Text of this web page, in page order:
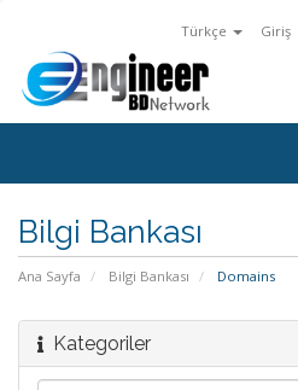
Türkçe Giriş
Bilgi Bankası
Ana Sayfa Bilgi Bankası Domains
Kategoriler